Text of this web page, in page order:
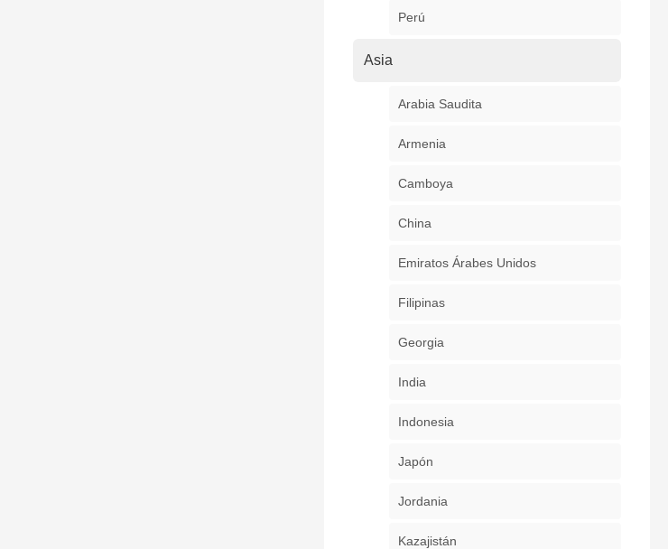
Perú
Asia
Arabia Saudita
Armenia
Camboya
China
Emiratos Árabes Unidos
Filipinas
Georgia
India
Indonesia
Japón
Jordania
Kazajistán